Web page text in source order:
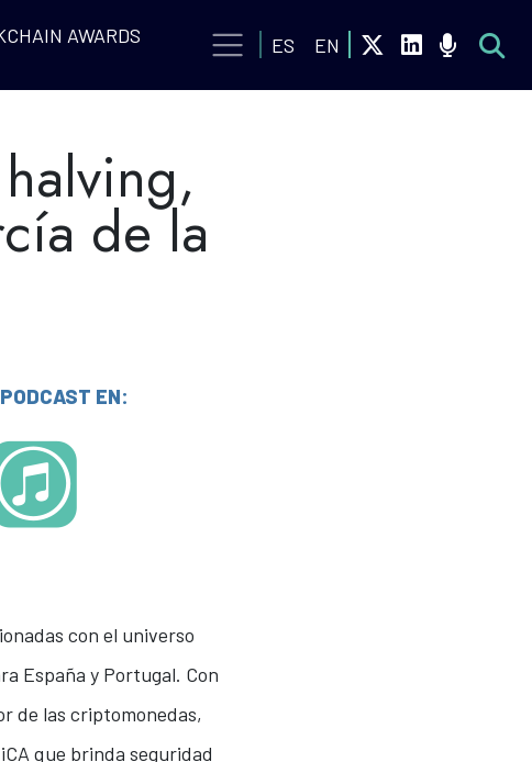
AWARDS
ES EN
de la
EN:
con el universo
España y Portugal. Con
de las criptomonedas,
que brinda seguridad